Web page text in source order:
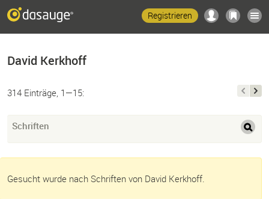
Registrieren
David Kerkhoff
314 Einträge, 1—15:
Schriften
Gesucht wurde nach Schriften von David Kerkhoff.